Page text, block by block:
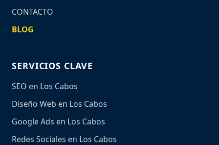
CONTACTO
BLOG
SERVICIOS CLAVE
SEO en Los Cabos
Diseño Web en Los Cabos
Google Ads en Los Cabos
Redes Sociales en Los Cabos